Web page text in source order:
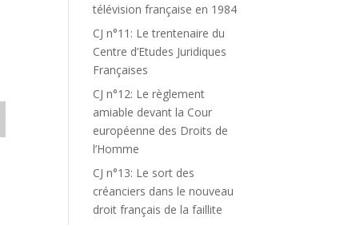
télévision française en 1984
CJ n°11: Le trentenaire du
Centre d’Etudes Juridiques
Françaises
CJ n°12: Le règlement
amiable devant la Cour
européenne des Droits de
l’Homme
CJ n°13: Le sort des
créanciers dans le nouveau
droit français de la faillite